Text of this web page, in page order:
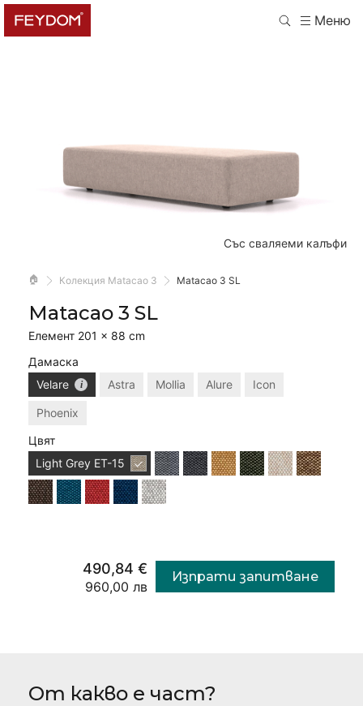
Меню
Със сваляеми калъфи
🏠 Колекция Matacao 3 Matacao 3 SL
Matacao 3 SL
Елемент 201 × 88 cm
Дамаска
Velare
Astra Mollia Alure Icon
Phoenix
Цвят
Light Grey ET-15
490,84 €
960,00 лв
Изпрати запитване
От какво е част?